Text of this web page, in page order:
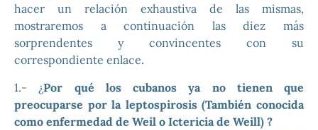
hacer un relación exhaustiva de las mismas,
mostraremos a continuación las diez más
sorprendentes y convincentes con su
correspondiente enlace.
1.- ¿Por qué los cubanos ya no tienen que
preocuparse por la leptospirosis (También conocida
como enfermedad de Weil o Ictericia de Weill) ?